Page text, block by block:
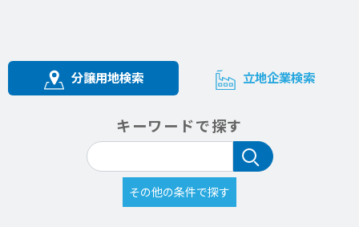
分譲用地検索 立地企業検索
キーワードで探す